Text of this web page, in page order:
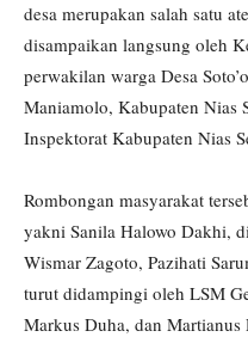
desa merupakan salah satu
disampaikan langsung oleh
perwakilan warga Desa
Maniamolo, Kabupaten Nias
Inspektorat Kabupaten Nias
Rombongan masyarakat
yakni Sanila Halowo Dakhi,
Wismar Zagoto, Pazihati
turut didampingi oleh LSM
Markus Duha, dan Martianus